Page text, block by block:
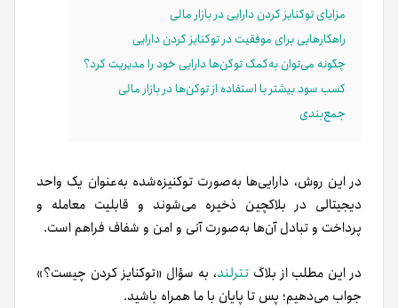
مزایای توکنایز کردن دارایی در بازار مالی
راهکارهایی برای موفقیت در توکنایز کردن دارایی
چگونه می‌توان به‌کمک توکن‌ها دارایی خود را مدیریت کرد؟
کسب سود بیشتر با استفاده از توکن‌ها در بازار مالی
جمع‌بندی
در این روش، دارایی‌ها به‌صورت توکنیزه‌شده به‌عنوان یک واحد
دیجیتالی در بلاکچین ذخیره می‌شوند و قابلیت معامله و
پرداخت و تبادل آن‌ها به‌صورت آنی و امن و شفاف فراهم است.
در این مطلب از بلاگ تترلند، به سؤال «توکنایز کردن چیست؟»
جواب می‌دهیم؛ پس تا پایان با ما همراه باشید.